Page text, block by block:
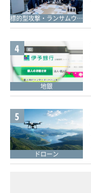
標的型攻撃・ランサムウェア対策
4
地銀
5
ドローン